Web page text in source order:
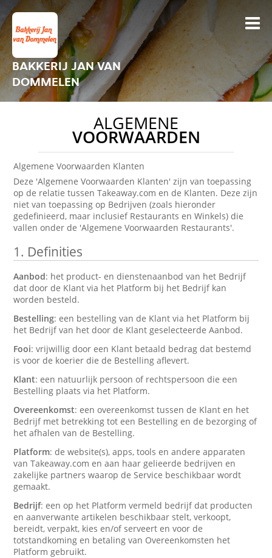
BAKKERIJ JAN VAN
DOMMELEN
ALGEMENE
VOORWAARDEN
Algemene Voorwaarden Klanten
Deze 'Algemene Voorwaarden Klanten' zijn van toepassing
op de relatie tussen Takeaway.com en de Klanten. Deze zijn
niet van toepassing op Bedrijven (zoals hieronder
gedefinieerd, maar inclusief Restaurants en Winkels) die
vallen onder de 'Algemene Voorwaarden Restaurants'.
1. Definities
Aanbod: het product- en dienstenaanbod van het Bedrijf
dat door de Klant via het Platform bij het Bedrijf kan
worden besteld.
Bestelling: een bestelling van de Klant via het Platform bij
het Bedrijf van het door de Klant geselecteerde Aanbod.
Fooi: vrijwillig door een Klant betaald bedrag dat bestemd
is voor de koerier die de Bestelling aflevert.
Klant: een natuurlijk persoon of rechtspersoon die een
Bestelling plaats via het Platform.
Overeenkomst: een overeenkomst tussen de Klant en het
Bedrijf met betrekking tot een Bestelling en de bezorging of
het afhalen van de Bestelling.
Platform: de website(s), apps, tools en andere apparaten
van Takeaway.com en aan haar gelieerde bedrijven en
zakelijke partners waarop de Service beschikbaar wordt
gemaakt.
Bedrijf: een op het Platform vermeld bedrijf dat producten
en aanverwante artikelen beschikbaar stelt, verkoopt,
bereidt, verpakt, kies en/of serveert en voor de
totstandkoming en betaling van Overeenkomsten het
Platform gebruikt.